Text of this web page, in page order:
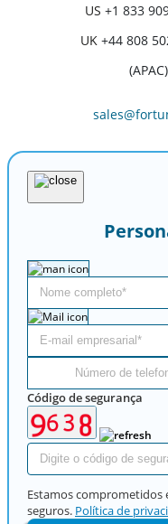
US +1 833
UK +44 808
Código de segurança
Estamos comprometidos
seguros. Política de